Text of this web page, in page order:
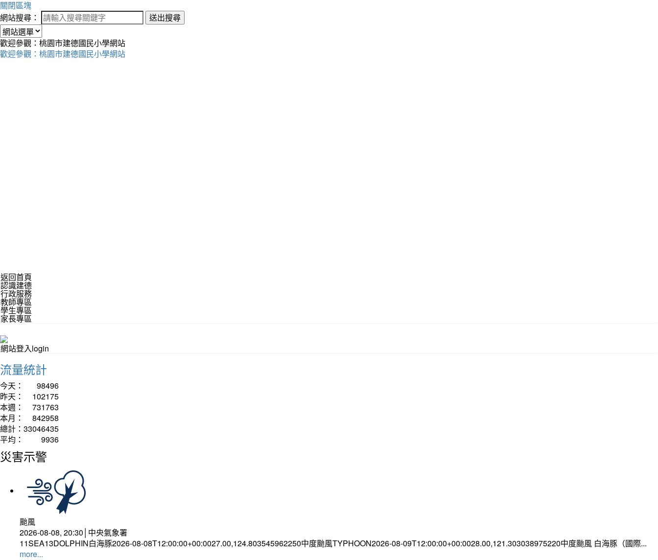
關閉區塊
網站搜尋：
送出搜尋
歡迎參觀：桃園市建德國民小學網站
歡迎參觀：桃園市建德國民小學網站
返回首頁
認識建德
行政服務
教師專區
學生專區
家長專區
網站登入login
流量統計
今天：
98496
昨天：
102175
本週：
731763
本月：
842958
總計： 33046435
平均：
9936
災害示警
颱風
2026-08-08, 20:30│中央氣象署
11SEA13DOLPHIN白海豚2026-08-08T12:00:00+00:0027.00,124.803545962250中度颱風TYPHOON2026-08-09T12:00:00+00:0028.00,121.303038975220中度颱風 白海豚（國際...
more...